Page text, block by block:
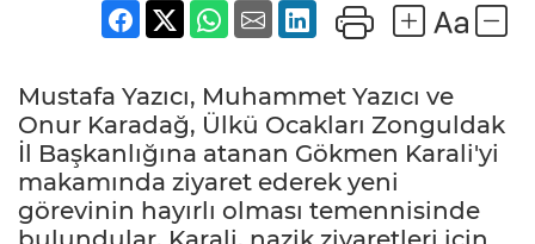
Mustafa Yazıcı, Muhammet Yazıcı ve
Onur Karadağ, Ülkü Ocakları Zonguldak
İl Başkanlığına atanan Gökmen Karali'yi
makamında ziyaret ederek yeni
görevinin hayırlı olması temennisinde